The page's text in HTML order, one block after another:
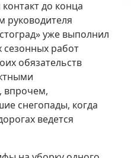
до конца
руководителя
уже выполнил
сезонных работ
обязательств
впрочем,
снегопады, когда
ведется